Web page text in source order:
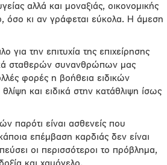
αλλά και μοναξιάς, οικονομικής
όσο κι αν γράφεται εύκολα. Η άμεση
για την επιτυχία της επιχείρησης
σταθερών συνανθρώπων μας
φορές η βοήθεια ειδικών
και ειδικά στην κατάθλιψη ίσως
παρότι είναι ασθενείς που
επέμβαση καρδιάς δεν είναι
οι περισσότεροι το πρόβλημα,